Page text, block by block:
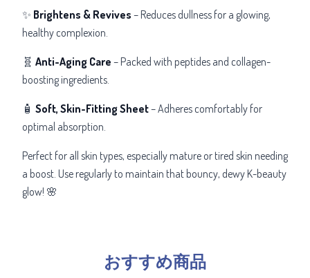
✨ Brightens & Revives – Reduces dullness for a glowing,
healthy complexion.
🧬 Anti-Aging Care – Packed with peptides and collagen-
boosting ingredients.
🧴 Soft, Skin-Fitting Sheet– Adheres comfortably for
optimal absorption.
Perfect for all skin types, especially mature or tired skin needing
a boost. Use regularly to maintain that bouncy, dewy K-beauty
glow! 🌸
おすすめ商品